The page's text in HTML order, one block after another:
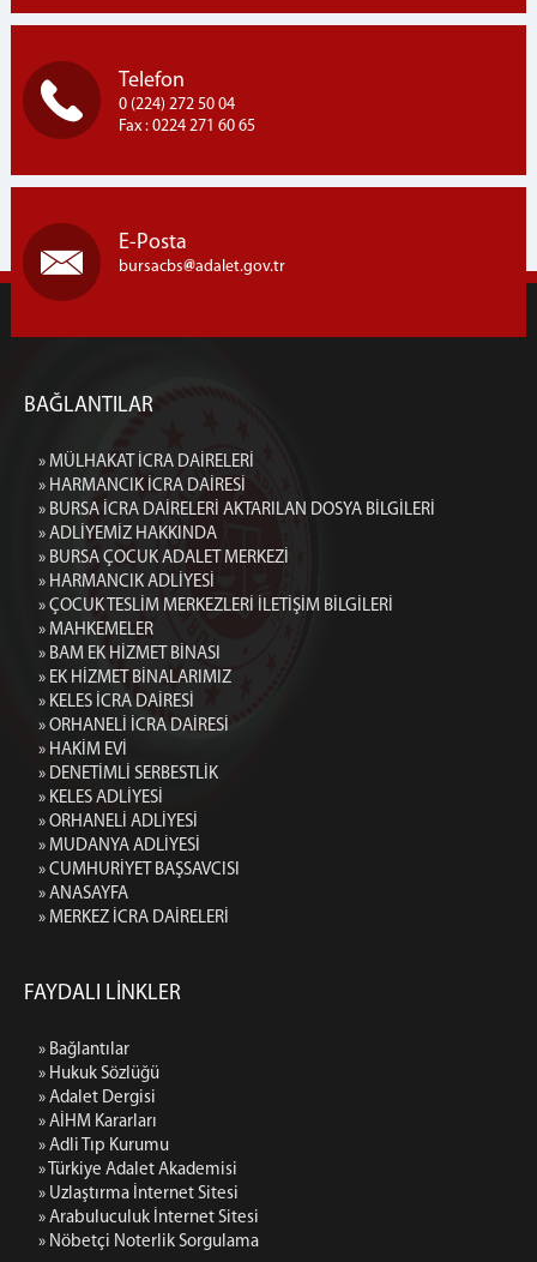
Telefon
0 (224) 272 50 04
Fax : 0224 271 60 65
E-Posta
bursacbs adalet.gov.tr
BAĞLANTILAR
» MÜLHAKAT İCRA DAİRELERİ
» HARMANCIK İCRA DAİRESİ
» BURSA İCRA DAİRELERİ AKTARILAN DOSYA BİLGİLERİ
» ADLİYEMİZ HAKKINDA
» BURSA ÇOCUK ADALET MERKEZİ
» HARMANCIK ADLİYESİ
» ÇOCUK TESLİM MERKEZLERİ İLETİŞİM BİLGİLERİ
» MAHKEMELER
» BAM EK HİZMET BİNASI
» EK HİZMET BİNALARIMIZ
» KELES İCRA DAİRESİ
» ORHANELİ İCRA DAİRESİ
» HAKİM EVİ
» DENETİMLİ SERBESTLİK
» KELES ADLİYESİ
» ORHANELİ ADLİYESİ
» MUDANYA ADLİYESİ
» CUMHURİYET BAŞSAVCISI
» ANASAYFA
» MERKEZ İCRA DAİRELERİ
FAYDALI LİNKLER
» Bağlantılar
» Hukuk Sözlüğü
» Adalet Dergisi
» AİHM Kararları
» Adli Tıp Kurumu
» Türkiye Adalet Akademisi
» Uzlaştırma İnternet Sitesi
» Arabuluculuk İnternet Sitesi
» Nöbetçi Noterlik Sorgulama